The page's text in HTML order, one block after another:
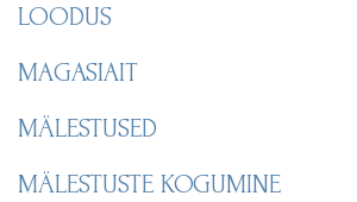
LOODUS
MAGASIAIT
MÄLESTUSED
MÄLESTUSTE KOGUMINE